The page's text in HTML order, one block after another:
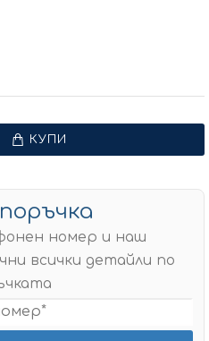
КУПИ
номер и наш
всички детайли по